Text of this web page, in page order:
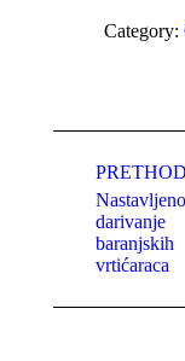
Category:
navigation
Previous
post:
Nastavljeno
darivanje
baranjskih
vrtićaraca